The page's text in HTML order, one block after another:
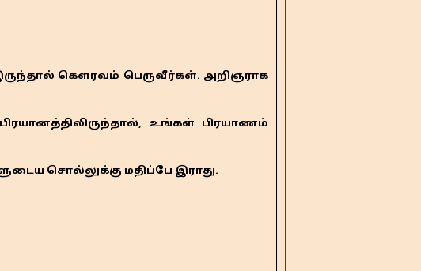
கௌரவம் பெருவீர்கள். அறிஞராக
உங்கள் பிரயாணம்
சொல்லுக்கு மதிப்பே இராது.